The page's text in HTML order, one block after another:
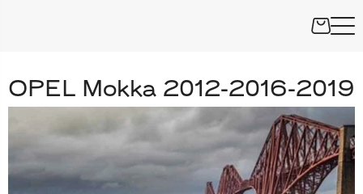
OPEL Mokka 2012-2016-2019